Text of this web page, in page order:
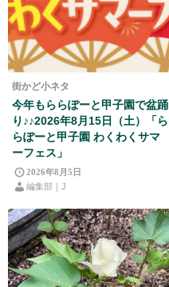
街かど小ネタ
今年もららぽーと甲子園で盆踊
り♪♪2026年8月15日（土）「ら
らぽーと甲子園 わくわくサマ
ーフェス」
2026年8月5日
編集部｜J